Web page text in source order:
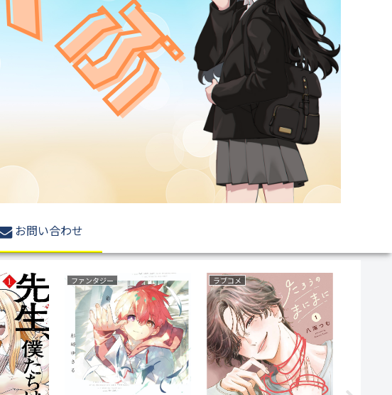
お問い合わせ
復讐 乗り物(車両)